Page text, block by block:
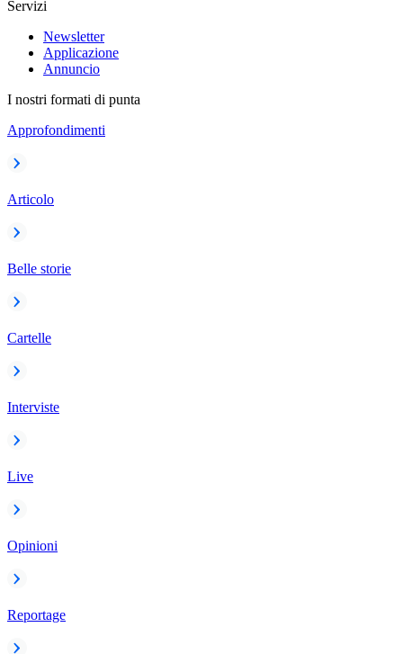
Servizi
Newsletter
Applicazione
Annuncio
I nostri formati di punta
Approfondimenti
Articolo
Belle storie
Cartelle
Interviste
Live
Opinioni
Reportage